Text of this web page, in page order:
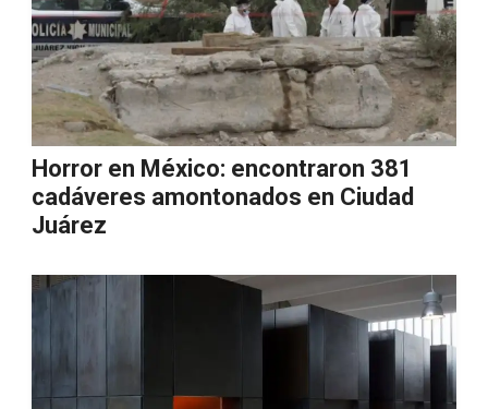
Horror en México: encontraron 381
cadáveres amontonados en Ciudad
Juárez